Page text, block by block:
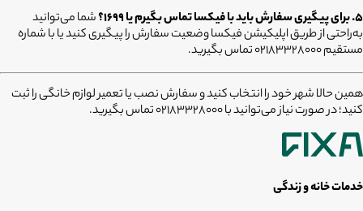
۵. برای پیگیری سفارش باید با فیکسا تماس بگیرم یا ۱۶۹۹؟
شما می‌توانید
به‌راحتی از طریق اپلیکیشن فیکسا وضعیت سفارش را پیگیری کنید یا با شماره
مستقیم ۰۲۱۸۳۳۲۸۰۰۰ تماس بگیرید.
همین حالا شهر خود را انتخاب کنید و سفارش نصب یا تعمیر لوازم خانگی را ثبت
کنید؛ در صورت نیاز می‌توانید با 02183328000 تماس بگیرید.
خدمات خانه و زندگی